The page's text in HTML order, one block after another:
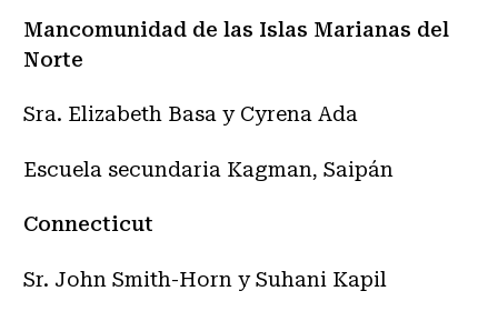
Mancomunidad de las Islas Marianas del
Norte
Sra. Elizabeth Basa y Cyrena Ada
Escuela secundaria Kagman, Saipán
Connecticut
Sr. John Smith-Horn y Suhani Kapil